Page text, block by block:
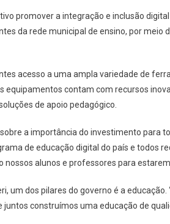
Para
Alunos
Ano
Da
promover a integração e inclusão
da rede municipal de ensino, por
acesso a uma ampla variedade de
equipamentos contam com recursos
de apoio pedagógico.
a importância do investimento para
de educação digital do país e todos
alunos e professores para
um dos pilares do governo é a
construímos uma educação de